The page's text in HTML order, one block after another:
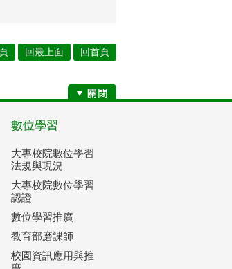
回最上面 回首頁
數位學習
大專校院數位學習
法規與現況
大專校院數位學習
認證
數位學習推廣
教育部磨課師
校園資訊應用與推